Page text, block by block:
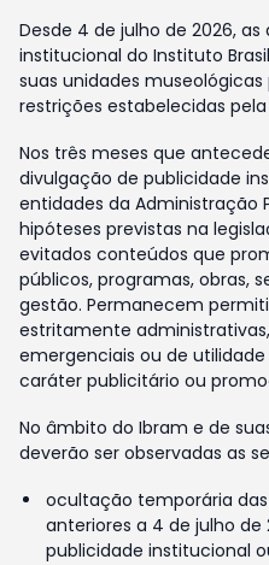
Desde 4 de julho de 2026,
institucional do Instituto
suas unidades
restrições estabelecidas
Nos três meses que
divulgação de publicidade
entidades da Administração
hipóteses previstas na
evitados conteúdos que
públicos, programas, obras,
gestão. Permanecem
estritamente
emergenciais ou de
caráter publicitário ou
No âmbito do Ibram e de
deverão ser observadas as
ocultação temporária
anteriores a 4 de julho
publicidade institucional